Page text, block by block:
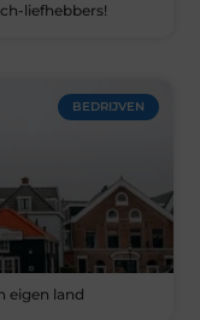
liefhebbers!
BEDRIJVEN
eigen land